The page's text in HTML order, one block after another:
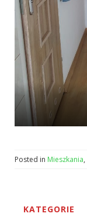
Posted in Mieszkania,
KATEGORIE